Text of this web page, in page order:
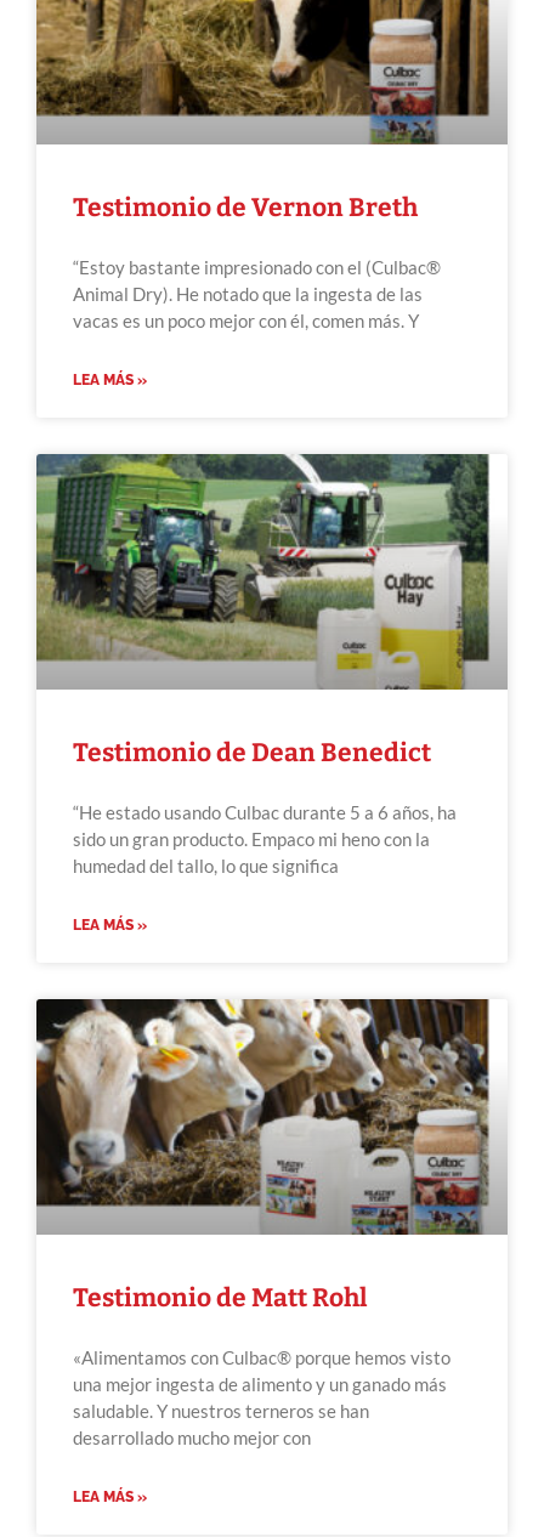
Testimonio de Vernon Breth
“Estoy bastante impresionado con el (Culbac®
Animal Dry). He notado que la ingesta de las
vacas es un poco mejor con él, comen más. Y
LEA MÁS »
Testimonio de Dean Benedict
“He estado usando Culbac durante 5 a 6 años, ha
sido un gran producto. Empaco mi heno con la
humedad del tallo, lo que significa
LEA MÁS »
Testimonio de Matt Rohl
«Alimentamos con Culbac® porque hemos visto
una mejor ingesta de alimento y un ganado más
saludable. Y nuestros terneros se han
desarrollado mucho mejor con
LEA MÁS »